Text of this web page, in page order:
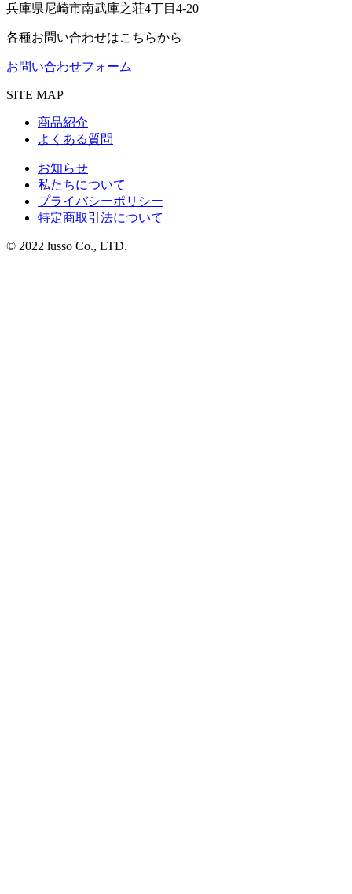
兵庫県尼崎市南武庫之荘4丁目4-20
各種お問い合わせはこちらから
お問い合わせフォーム
SITE MAP
商品紹介
よくある質問
お知らせ
私たちについて
プライバシーポリシー
特定商取引法について
© 2022 lusso Co., LTD.